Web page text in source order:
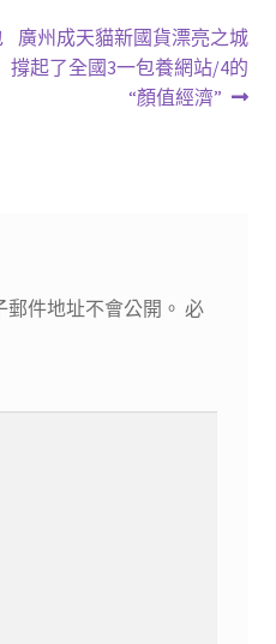
下
一
廣州成天貓新國貨漂亮之城
撐起了全國3一包養網站/4的
“顏值經濟”
件地址不會公開。 必